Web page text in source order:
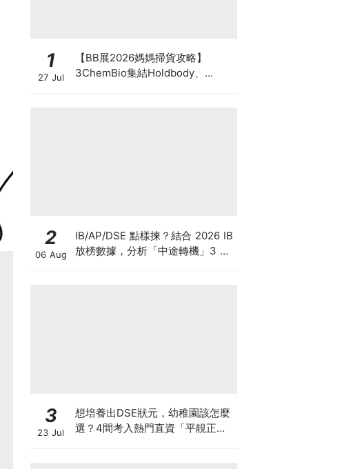
1
27 Jul
【BB展2026媽媽掃貨攻略】
3ChemBio集結Holdbody、
2
06 Aug
IB/AP/DSE 點樣揀？結合 2026 IB
放榜數據，分析「中途轉機」3 大
3
23 Jul
想培養出DSE狀元，幼稚園該怎麼
選？4間考入熱門直資「平靚正」